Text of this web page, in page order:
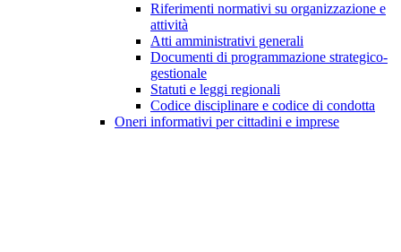
Riferimenti normativi su organizzazione e
attività
Atti amministrativi generali
Documenti di programmazione strategico-
gestionale
Statuti e leggi regionali
Codice disciplinare e codice di condotta
Oneri informativi per cittadini e imprese